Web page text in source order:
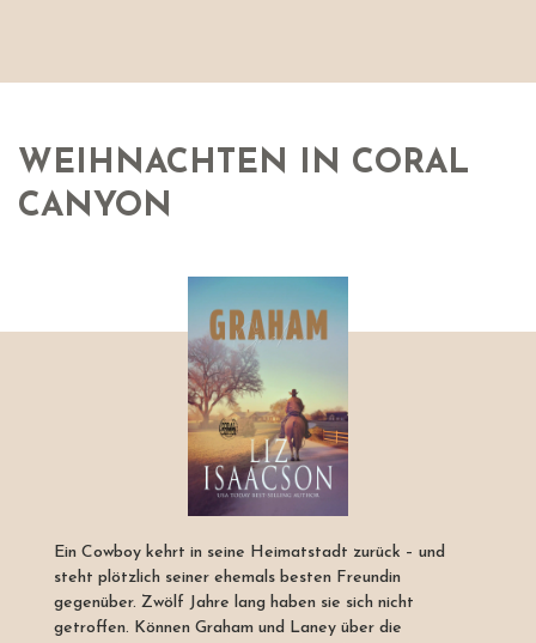
WEIHNACHTEN IN CORAL
CANYON
Ein Cowboy kehrt in seine Heimatstadt zurück – und
steht plötzlich seiner ehemals besten Freundin
gegenüber. Zwölf Jahre lang haben sie sich nicht
getroffen. Können Graham und Laney über die